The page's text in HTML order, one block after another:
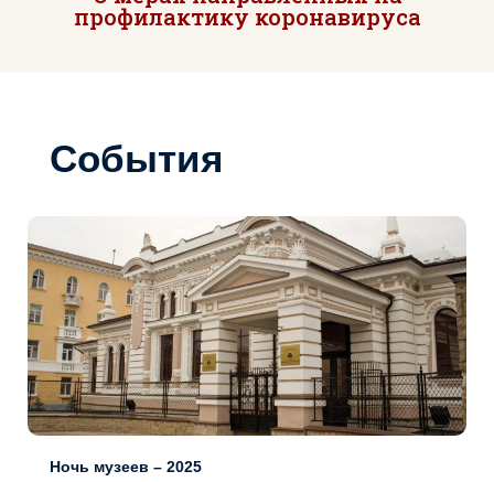
профилактику коронавируса
События
Ночь музеев – 2025